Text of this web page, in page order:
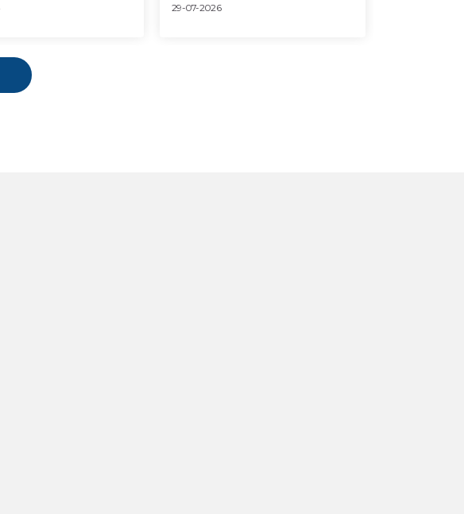
29-07-2026